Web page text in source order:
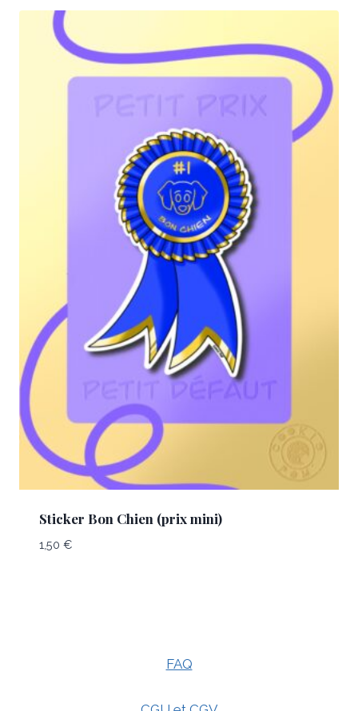
Sticker Bon Chien (prix mini)
1,50 €
FAQ